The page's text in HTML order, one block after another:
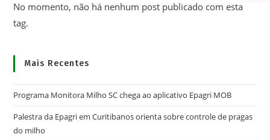
No momento, não há nenhum post publicado com esta
tag.
Mais Recentes
Programa Monitora Milho SC chega ao aplicativo Epagri MOB
Palestra da Epagri em Curitibanos orienta sobre controle de pragas
do milho